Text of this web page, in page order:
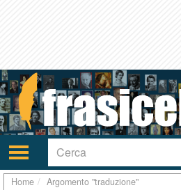
Attiva/disattiva
navigazione
Home Argomento "traduzione"